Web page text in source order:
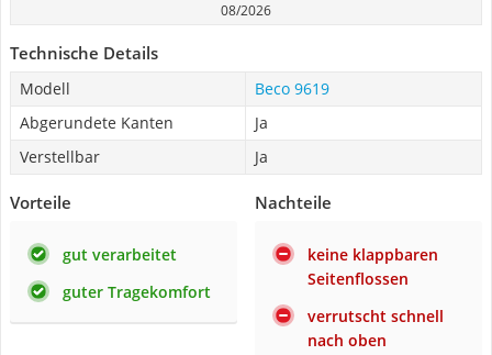
08/2026
Technische Details
Modell
Beco 9619
Abgerundete Kanten
Ja
Verstellbar
Ja
Vorteile
gut verarbeitet
guter Tragekomfort
Nachteile
keine klappbaren
Seitenflossen
verrutscht schnell
nach oben